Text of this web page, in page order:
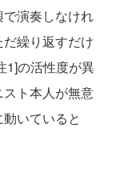
演奏しなけれ
繰り返すだけ
1]の活性度が異
ト本人が無意
いていると